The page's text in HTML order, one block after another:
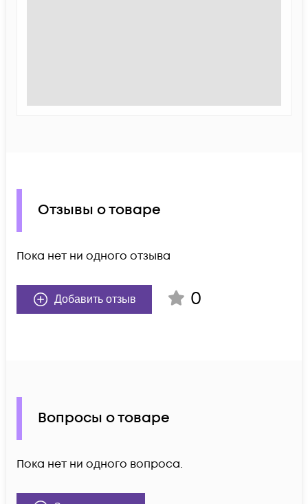
Отзывы о товаре
Пока нет ни одного отзыва
Добавить отзыв 0
Вопросы о товаре
Пока нет ни одного вопроса.